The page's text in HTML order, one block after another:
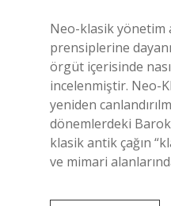
Neo-klasik yönetim
prensiplerine
örgüt içerisinde
incelenmiştir. Neo-
yeniden
dönemlerdeki Barok
klasik antik çağın
ve mimari